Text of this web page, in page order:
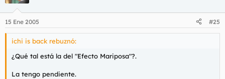
15 Ene 2005 #25
ichi is back rebuznó:
¿Qué tal está la del "Efecto Mariposa"?.
La tengo pendiente.